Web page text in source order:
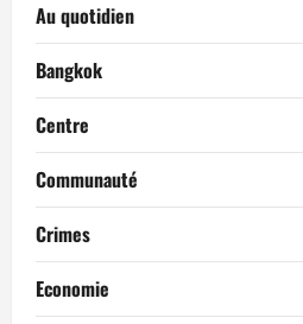
Au quotidien
Bangkok
Centre
Communauté
Crimes
Economie